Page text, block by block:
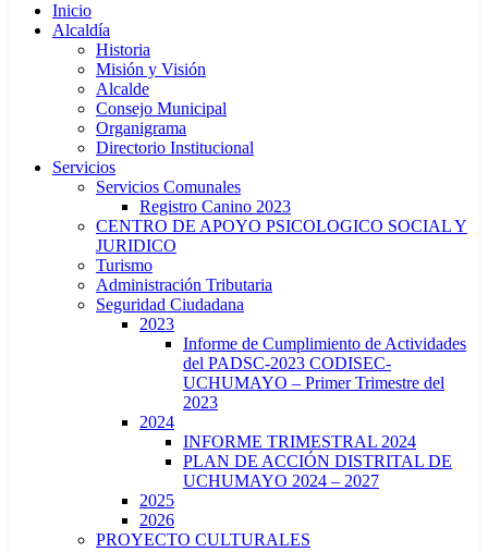
Inicio
Alcaldía
Historia
Misión y Visión
Alcalde
Consejo Municipal
Organigrama
Directorio Institucional
Servicios
Servicios Comunales
Registro Canino 2023
CENTRO DE APOYO PSICOLOGICO SOCIAL Y
JURIDICO
Turismo
Administración Tributaria
Seguridad Ciudadana
2023
Informe de Cumplimiento de Actividades
del PADSC-2023 CODISEC-
UCHUMAYO – Primer Trimestre del
2023
2024
INFORME TRIMESTRAL 2024
PLAN DE ACCIÓN DISTRITAL DE
UCHUMAYO 2024 – 2027
2025
2026
PROYECTO CULTURALES